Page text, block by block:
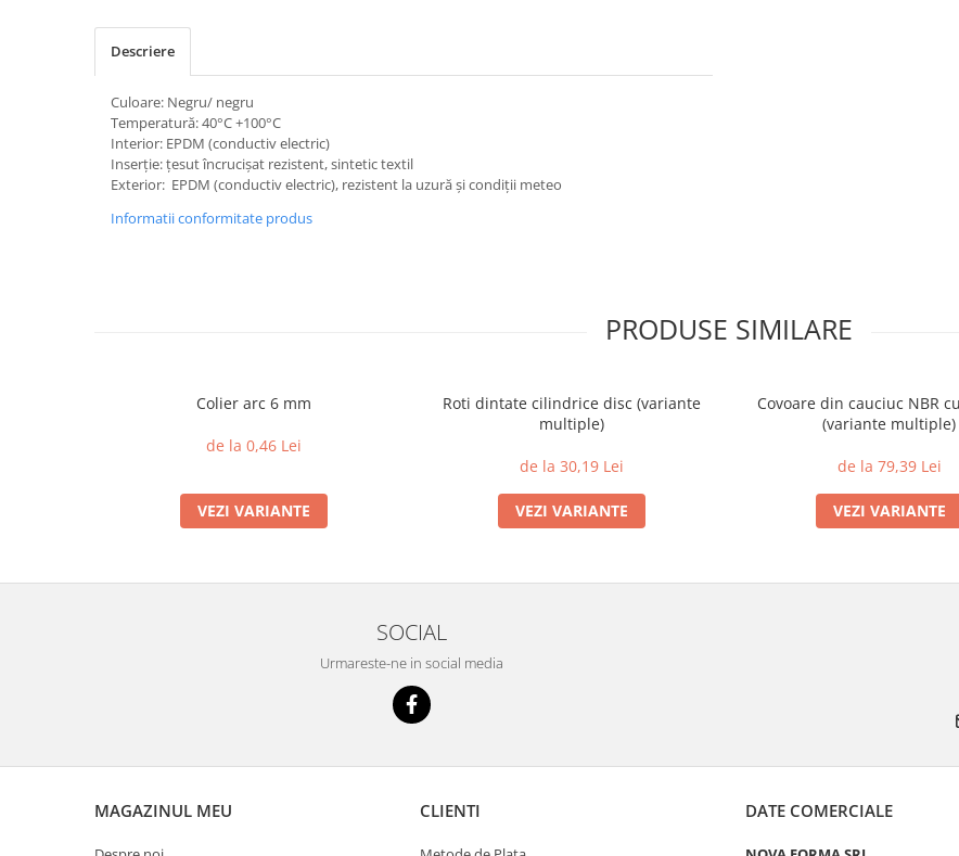
Descriere
Culoare: Negru/ negru
Temperatură: 40°C +100°C
Interior: EPDM (conductiv electric)
Inserție: țesut încrucișat rezistent, sintetic textil
Exterior: EPDM (conductiv electric), rezistent la uzură și condiții meteo
Informatii conformitate produs
PRODUSE SIMILARE
Colier arc 6 mm
de la 0,46 Lei
VEZI VARIANTE
Roti dintate cilindrice disc (variante
multiple)
de la 30,19 Lei
VEZI VARIANTE
Covoare din cauciuc NBR
(variante multiple)
de la 79,39 Lei
VEZI VARIANTE
SOCIAL
Urmareste-ne in social media
MAGAZINUL MEU CLIENTI DATE COMERCIALE